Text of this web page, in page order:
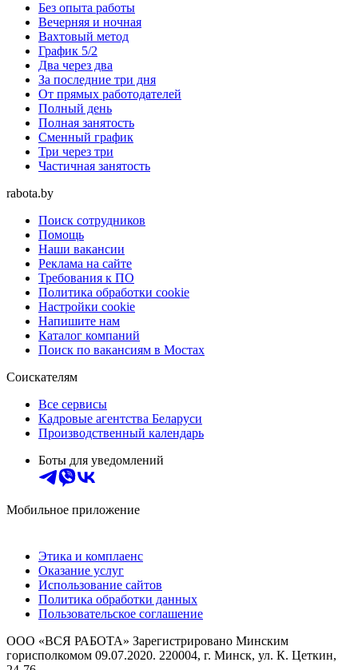
Без опыта работы
Вечерняя и ночная
Вахтовый метод
График 5/2
Два через два
За последние три дня
От прямых работодателей
Полный день
Полная занятость
Сменный график
Три через три
Частичная занятость
rabota.by
Поиск сотрудников
Помощь
Наши вакансии
Реклама на сайте
Требования к ПО
Политика обработки cookie
Настройки cookie
Напишите нам
Каталог компаний
Поиск по вакансиям в Мостах
Соискателям
Все сервисы
Кадровые агентства Беларуси
Производственный календарь
Боты для уведомлений
Мобильное приложение
Этика и комплаенс
Оказание услуг
Использование сайтов
Политика обработки данных
Пользовательское соглашение
ООО «ВСЯ РАБОТА» Зарегистрировано Минским
горисполкомом 09.07.2020. 220004, г. Минск, ул. К. Цеткин,